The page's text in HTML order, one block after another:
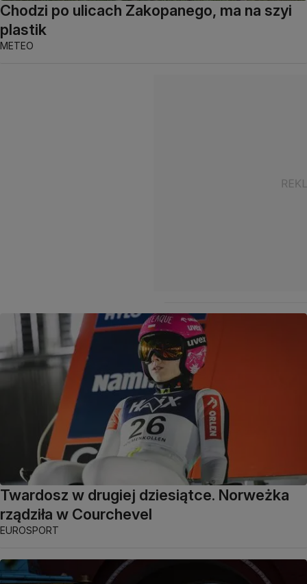
Chodzi po ulicach Zakopanego, ma na szyi
plastik
METEO
Twardosz w drugiej dziesiątce. Norweżka
rządziła w Courchevel
EUROSPORT